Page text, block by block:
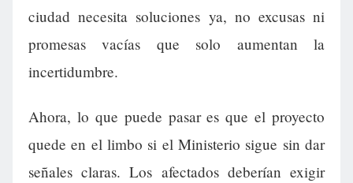
ciudad necesita soluciones ya, no excusas ni
promesas vacías que solo aumentan la
incertidumbre.
Ahora, lo que puede pasar es que el proyecto
quede en el limbo si el Ministerio sigue sin dar
señales claras. Los afectados deberían exigir